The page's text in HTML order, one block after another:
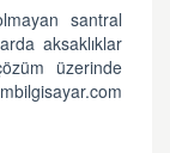
santral
aksaklıklar
üzerinde